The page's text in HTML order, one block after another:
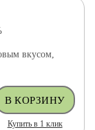
вкусом,
Купить в 1 клик